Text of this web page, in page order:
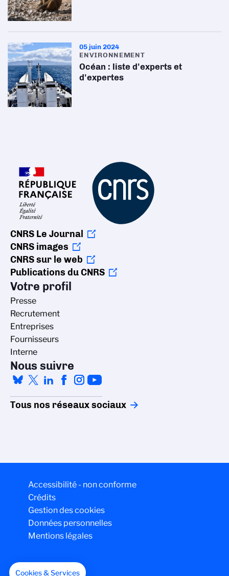
05 juin 2024
ENVIRONNEMENT
Océan : liste d'experts et
d'expertes
CNRS Le Journal
CNRS images
CNRS sur le web
Publications du CNRS
Votre profil
Presse
Recrutement
Entreprises
Fournisseurs
Interne
Nous suivre
Tous nos réseaux sociaux
Accessibilité - non conforme
Crédits
Gestion des cookies
Données personnelles
Mentions légales
Cookies & Services